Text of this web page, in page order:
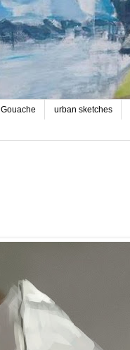
Gouache urban sketches